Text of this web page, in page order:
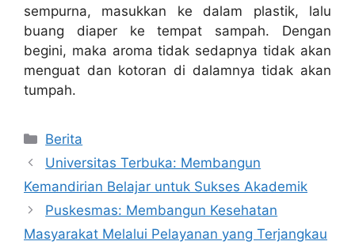
sempurna, masukkan ke dalam plastik, lalu
buang diaper ke tempat sampah. Dengan
begini, maka aroma tidak sedapnya tidak akan
menguat dan kotoran di dalamnya tidak akan
tumpah.
Categories
Berita
Universitas Terbuka: Membangun
Kemandirian Belajar untuk Sukses Akademik
Puskesmas: Membangun Kesehatan
Masyarakat Melalui Pelayanan yang Terjangkau